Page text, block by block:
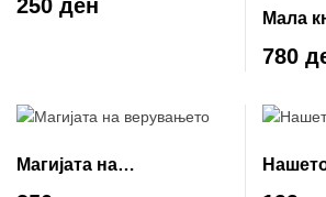
250 ден
Мала
добро
780
Магијата на
верувањето